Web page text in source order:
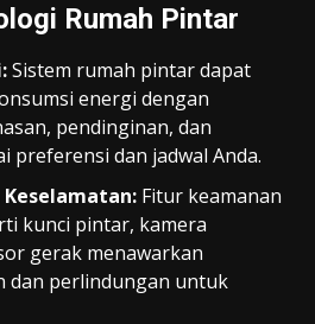
Rumah Pintar
Sistem rumah pintar dapat
energi dengan
pendinginan, dan
preferensi dan jadwal Anda.
Keselamatan: Fitur keamanan
kunci pintar, kamera
gerak menawarkan
dan perlindungan untuk